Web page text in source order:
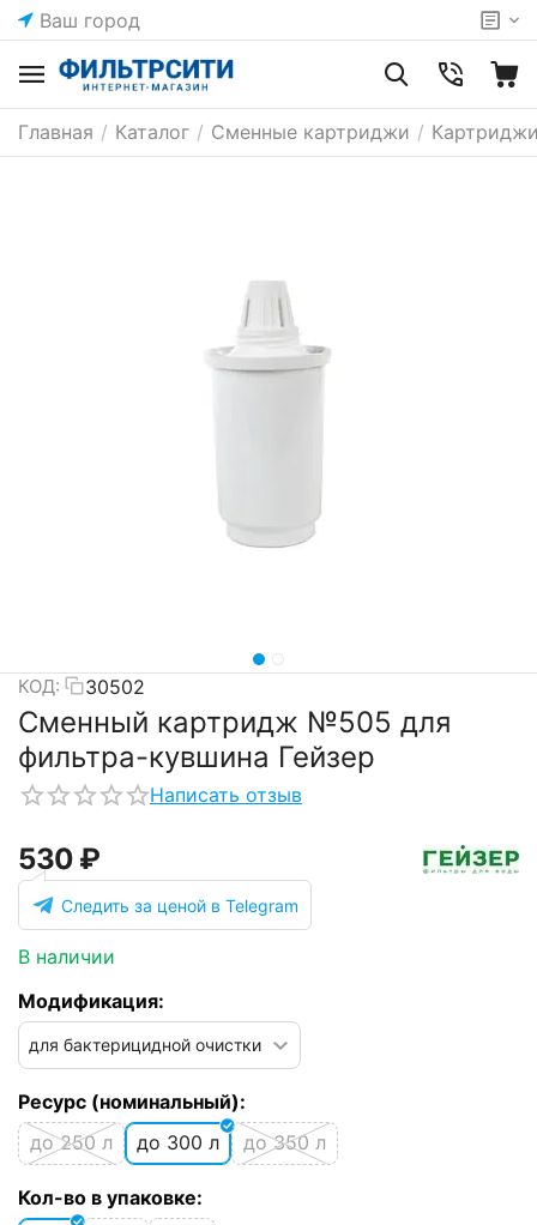
Ваш город
Главная / Каталог / Сменные картриджи /
КОД: 30502
Сменный картридж №505 для
фильтра-кувшина Гейзер
Написать отзыв
‍530‍ ₽
Следить за ценой в Telegram
В наличии
Модификация:
Ресурс (номинальный):
до 250 л
до 300 л до 350 л
Кол-во в упаковке: